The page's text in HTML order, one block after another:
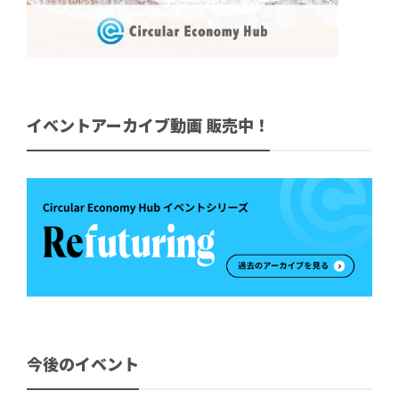
イベントアーカイブ動画 販売中！
今後のイベント